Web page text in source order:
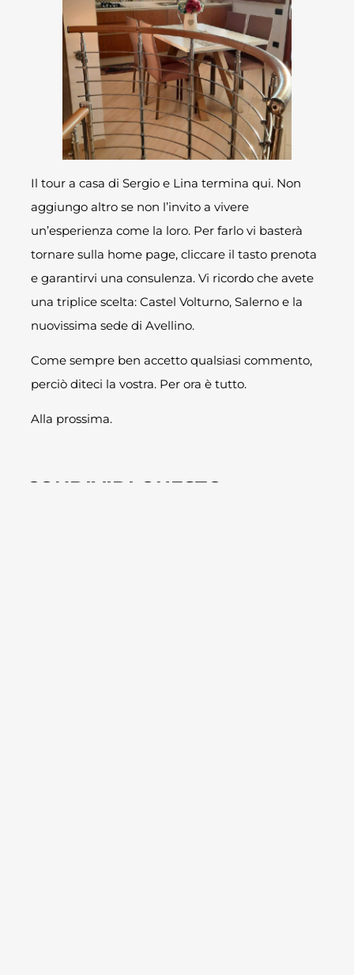
Il tour a casa di Sergio e Lina termina qui. Non
aggiungo altro se non l’invito a vivere
un’esperienza come la loro. Per farlo vi basterà
tornare sulla home page, cliccare il tasto prenota
e garantirvi una consulenza. Vi ricordo che avete
una triplice scelta: Castel Volturno, Salerno e la
nuovissima sede di Avellino.
Come sempre ben accetto qualsiasi commento,
perciò diteci la vostra. Per ora è tutto.
Alla prossima.
CONDIVIDI QUESTO